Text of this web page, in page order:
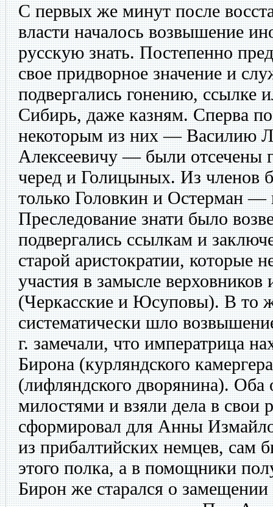
С первых же минут после
власти началось возвышение
русскую знать. Постепенно
свое придворное значение и
подвергались гонению, ссылке
Сибирь, даже казням. Сперва
некоторым из них — Василию
Алексеевичу — были отсечены
черед и Голицыных. Из членов
только Головкин и Остерман —
Преследование знати было
подвергались ссылкам и
старой аристократии, которые
участия в замысле
(Черкасские и Юсуповы). В то
систематически шло
г. замечали, что императрица
Бирона (курляндского
(лифляндского дворянина).
милостями и взяли дела в свои
сформировал для Анны
из прибалтийских немцев, сам
этого полка, а в помощники
Бирон же старался о